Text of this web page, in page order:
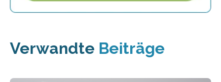
Verwandte Beiträge